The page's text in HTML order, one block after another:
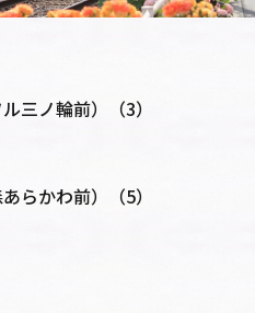
三ノ輪前）（3）
らかわ前）（5）